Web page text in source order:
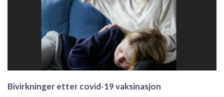
Bivirkninger etter covid-19 vaksinasjon